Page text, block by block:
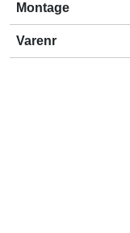
Montage
Varenr